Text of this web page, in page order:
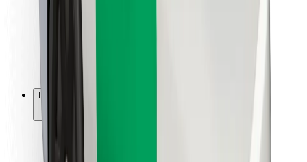
Bolt Food
Avtopark sahibləri üçün
Restoranlar üçün
Digər
Təchizatçılar
Qaydalar və Şərtlər